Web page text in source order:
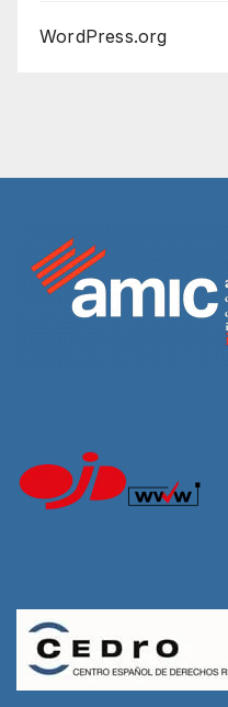
WordPress.org